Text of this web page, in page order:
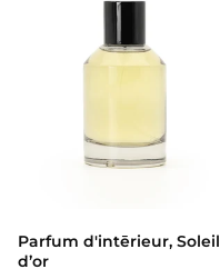
Parfum d'intērieur, Soleil
d’or